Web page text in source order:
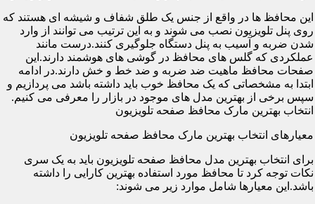
این محافظ ها در واقع از جنس یک طلق شفاف و شیشه ای هستند که
روی پنل تلویزیون نصب می شوند و به این ترتیب می توانند از وارد
شدن ضربه و آسیب به پنل دستگاه جلوگیری کنند.درست مانند
عملکردی که گلس های محافظ در گوشی های هوشمند دارند.این
صفحات محافظ ماهیت ضد ضربه و ضد خط و خش دارند.در ادامه
ابتدا به مشخصاتی که یک محافظ خوب باید داشته باشد می پردازیم و
سپس برخی از بهترین مدل های موجود در بازار را معرفی می کنیم.
انتخاب بهترین مارک محافظ صفحه تلویزیون
معیارهای انتخاب بهترین مارک محافظ صفحه تلویزیون
برای انتخاب بهترین مدل محافظ صفحه تلویزیون باید به یک سری
نکات توجه کرد تا محافظ مورد استفاده بهترین کارایی را داشته
باشد.این معیارها شامل موارد زیر می شوند: